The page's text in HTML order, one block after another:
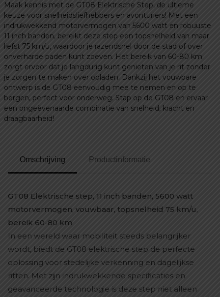
Maak kennis met de GT08 Elektrische Step, de ultieme
keuze voor snelheidsliefhebbers en avonturiers! Met een
indrukwekkend motorvermogen van 5600 watt en robuuste
11 inch banden, bereikt deze step een topsnelheid van maar
liefst 75 km/u, waardoor je razendsnel door de stad of over
onverharde paden kunt zoeven. Het bereik van 60-80 km
zorgt ervoor dat je langdurig kunt genieten van je rit zonder
je zorgen te maken over opladen. Dankzij het vouwbare
ontwerp is de GT08 eenvoudig mee te nemen en op te
bergen, perfect voor onderweg. Stap op de GT08 en ervaar
een ongeëvenaarde combinatie van snelheid, kracht en
draagbaarheid!
Omschrijving Productinformatie
GT08 Elektrische step, 11 inch banden, 5600 watt
motorvermogen, vouwbaar, topsnelheid 75 km/u,
bereik 60-80 km
In een wereld waar mobiliteit steeds belangrijker
wordt, biedt de GT08 elektrische step de perfecte
oplossing voor stedelijke verkenning en dagelijkse
ritten. Met zijn indrukwekkende specificaties en
geavanceerde technologie is deze step niet alleen